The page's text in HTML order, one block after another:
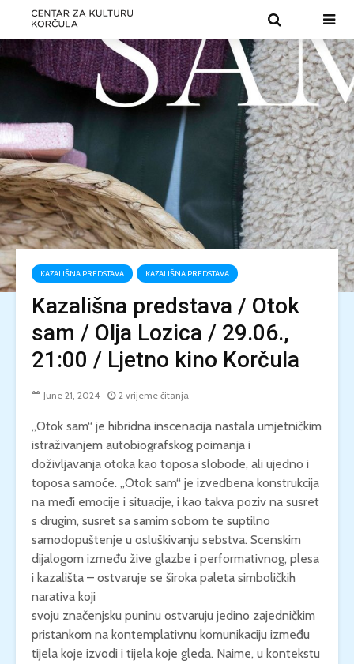
KAZALIŠNA PREDSTAVA KAZALIŠNA PREDSTAVA
Kazališna predstava / Otok
sam / Olja Lozica / 29.06.,
21:00 / Ljetno kino Korčula
June 21, 2024 2 vrijeme čitanja
„Otok sam“ je hibridna inscenacija nastala umjetničkim
istraživanjem autobiografskog poimanja i
doživljavanja otoka kao toposa slobode, ali ujedno i
toposa samoće. „Otok sam“ je izvedbena konstrukcija
na međi emocije i situacije, i kao takva poziv na susret
s drugim, susret sa samim sobom te suptilno
samodopuštenje u osluškivanju sebstva. Scenskim
dijalogom između žive glazbe i performativnog, plesa
i kazališta – ostvaruje se široka paleta simboličkih
narativa koji
svoju značenjsku puninu ostvaruju jedino zajedničkim
pristankom na kontemplativnu komunikaciju između
tijela koje izvodi i tijela koje gleda. Naime, u kontekstu